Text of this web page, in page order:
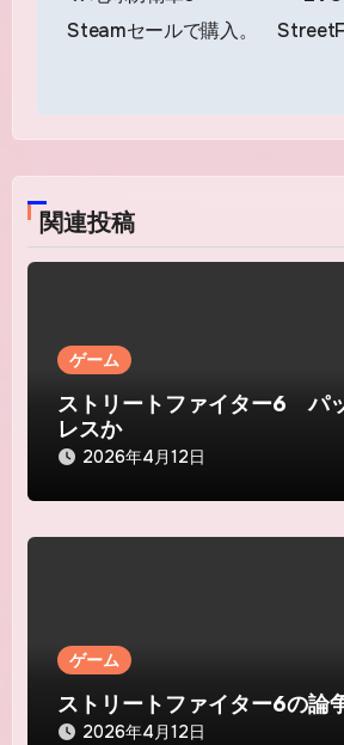
稿
ゲ
ー
シ
ン
Steamセールで購入。
関連投稿
ゲーム
ストリートファイター6 パ
レスか
2026年4月12日
ゲーム
ストリートファイター6の論
2026年4月12日